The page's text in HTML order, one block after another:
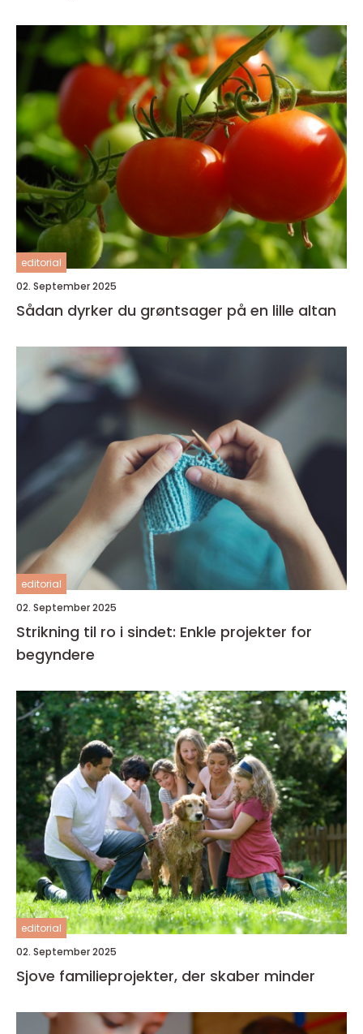
editorial
02. September 2025
Sådan dyrker du grøntsager på en lille altan
editorial
02. September 2025
Strikning til ro i sindet: Enkle projekter for
begyndere
editorial
02. September 2025
Sjove familieprojekter, der skaber minder